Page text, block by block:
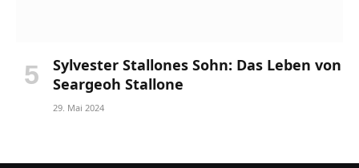
Sylvester Stallones Sohn: Das Leben von
Seargeoh Stallone
29. Mai 2024